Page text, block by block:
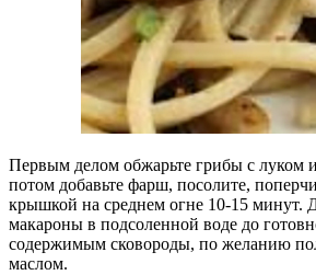
Первым делом обжарьте грибы с луком
потом добавьте фарш, посолите,
крышкой на среднем огне 10-15 минут.
макароны в подсоленной воде до
содержимым сковороды, по желанию
маслом.